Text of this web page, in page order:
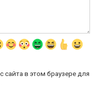
сайта в этом браузере для